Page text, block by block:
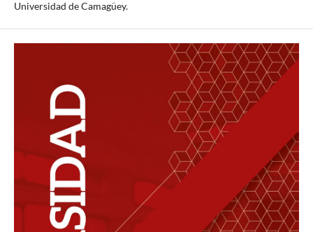
Universidad de Camagüey.